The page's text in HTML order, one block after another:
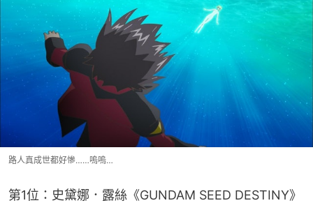
路人真成世都好慘……嗚嗚…
第1位：史黛娜．露絲《GUNDAM SEED DESTINY》